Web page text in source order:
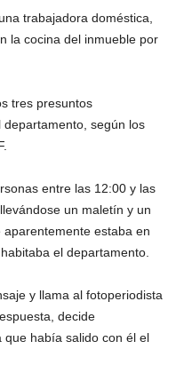
trabajadora doméstica,
la cocina del inmueble por
tres presuntos
según los
entre las 12:00 y las
un maletín y un
estaba en
el departamento.
y llama al fotoperiodista
decide
había salido con él el